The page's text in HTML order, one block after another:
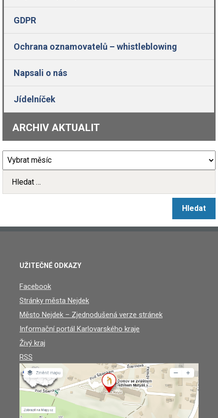
GDPR
Ochrana oznamovatelů – whistleblowing
Napsali o nás
Jídelníček
ARCHIV AKTUALIT
UŽITEČNÉ ODKAZY
Facebook
Stránky města Nejdek
Město Nejdek – Zjednodušená verze stránek
Informační portál Karlovarského kraje
Živý kraj
RSS